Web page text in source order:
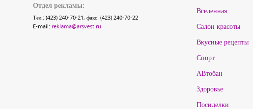
Отдел рекламы:
Тел.: (423) 240-70-21, факс: (423) 240-70-22
E-mail: reklama@arsvest.ru
Вселенная
Салон красоты
Вкусные рецепты
Спорт
АВтобан
Здоровье
Посиделки